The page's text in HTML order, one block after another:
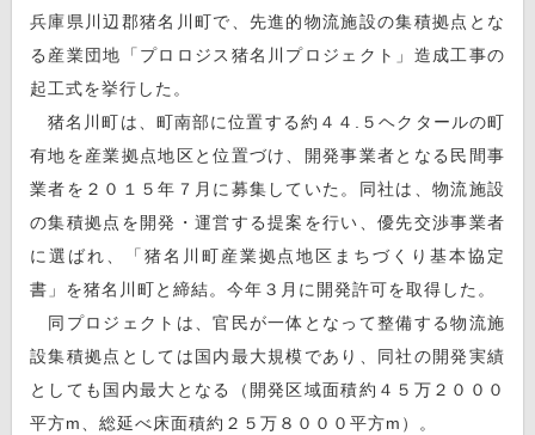
兵庫県川辺郡猪名川町で、先進的物流施設の集積拠点とな
る産業団地「プロロジス猪名川プロジェクト」造成工事の
起工式を挙行した。
猪名川町は、町南部に位置する約４４.５ヘクタールの町
有地を産業拠点地区と位置づけ、開発事業者となる民間事
業者を２０１５年７月に募集していた。同社は、物流施設
の集積拠点を開発・運営する提案を行い、優先交渉事業者
に選ばれ、「猪名川町産業拠点地区まちづくり基本協定
書」を猪名川町と締結。今年３月に開発許可を取得した。
同プロジェクトは、官民が一体となって整備する物流施
設集積拠点としては国内最大規模であり、同社の開発実績
としても国内最大となる（開発区域面積約４５万２０００
平方m、総延べ床面積約２５万８０００平方m）。